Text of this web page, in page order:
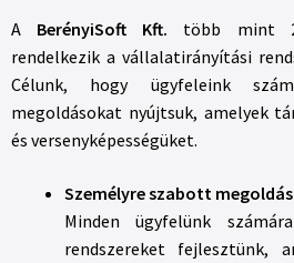
A BerényiSoft Kft. több mint
rendelkezik a vállalatirányítási
Célunk, hogy ügyfeleink
megoldásokat nyújtsuk, amelyek
és versenyképességüket.
Személyre szabott
Minden ügyfelünk
rendszereket fejlesztünk,